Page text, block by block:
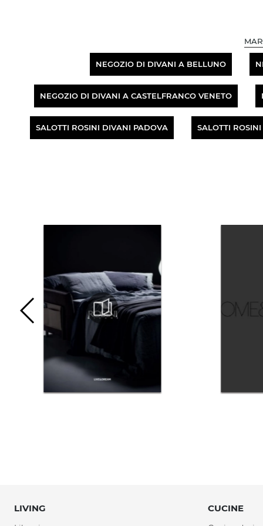
NEGOZIO DI DIVANI A BELLUNO
NEGOZIO DI DIVANI A CASTELFRANCO VENETO
SALOTTI ROSINI DIVANI PADOVA SALOTTI
LIVING CUCINE